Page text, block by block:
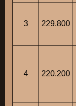
3 229.800
4 220.200